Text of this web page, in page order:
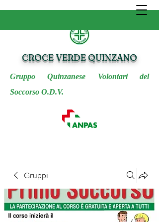
CROCE VERDE QUINZANO
Gruppo Quinzanese Volontari del
Soccorso O.D.V.
Gruppi